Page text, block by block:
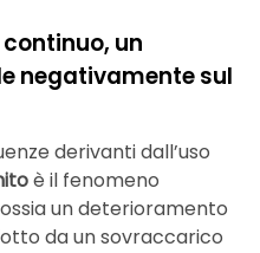
un
negativamente sul
derivanti dall’uso
è il fenomeno
un deterioramento
da un sovraccarico